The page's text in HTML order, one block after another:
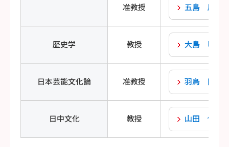
准教授 五島 慶一
歴史学 教授 大島 明秀
日本芸能文化論 准教授 羽鳥 隆英
日中文化 教授 山田 俊